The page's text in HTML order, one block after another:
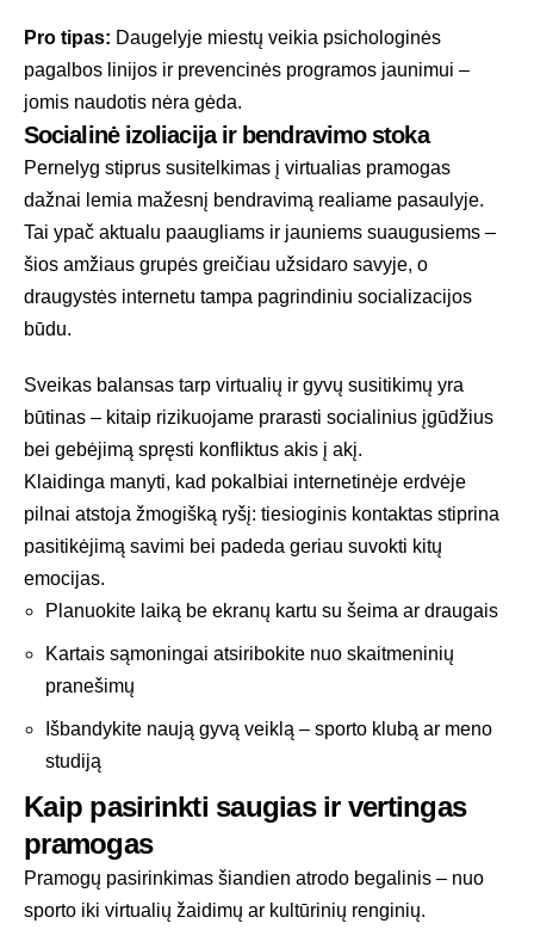
Pro tipas: Daugelyje miestų veikia psichologinės
pagalbos linijos ir prevencinės programos jaunimui –
jomis naudotis nėra gėda.
Socialinė izoliacija ir bendravimo stoka
Pernelyg stiprus susitelkimas į virtualias pramogas
dažnai lemia mažesnį bendravimą realiame pasaulyje.
Tai ypač aktualu paaugliams ir jauniems suaugusiems –
šios amžiaus grupės greičiau užsidaro savyje, o
draugystės internetu tampa pagrindiniu socializacijos
būdu.
Sveikas balansas tarp virtualių ir gyvų susitikimų yra
būtinas – kitaip rizikuojame prarasti socialinius įgūdžius
bei gebėjimą spręsti konfliktus akis į akį.
Klaidinga manyti, kad pokalbiai internetinėje erdvėje
pilnai atstoja žmogišką ryšį: tiesioginis kontaktas stiprina
pasitikėjimą savimi bei padeda geriau suvokti kitų
emocijas.
Planuokite laiką be ekranų kartu su šeima ar draugais
Kartais sąmoningai atsiribokite nuo skaitmeninių
pranešimų
Išbandykite naują gyvą veiklą – sporto klubą ar meno
studiją
Kaip pasirinkti saugias ir vertingas
pramogas
Pramogų pasirinkimas šiandien atrodo begalinis – nuo
sporto iki virtualių žaidimų ar kultūrinių renginių.